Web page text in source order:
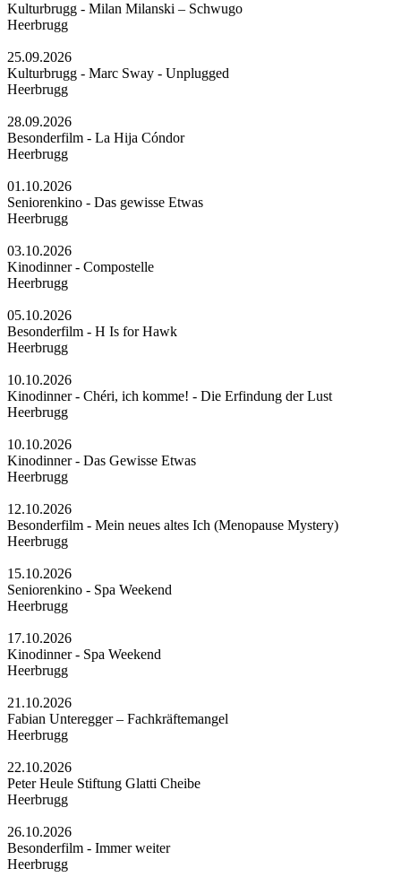
Kulturbrugg - Milan Milanski – Schwugo
Heerbrugg
25.09.2026
Kulturbrugg - Marc Sway - Unplugged
Heerbrugg
28.09.2026
Besonderfilm - La Hija Cóndor
Heerbrugg
01.10.2026
Seniorenkino - Das gewisse Etwas
Heerbrugg
03.10.2026
Kinodinner - Compostelle
Heerbrugg
05.10.2026
Besonderfilm - H Is for Hawk
Heerbrugg
10.10.2026
Kinodinner - Chéri, ich komme! - Die Erfindung der Lust
Heerbrugg
10.10.2026
Kinodinner - Das Gewisse Etwas
Heerbrugg
12.10.2026
Besonderfilm - Mein neues altes Ich (Menopause Mystery)
Heerbrugg
15.10.2026
Seniorenkino - Spa Weekend
Heerbrugg
17.10.2026
Kinodinner - Spa Weekend
Heerbrugg
21.10.2026
Fabian Unteregger – Fachkräftemangel
Heerbrugg
22.10.2026
Peter Heule Stiftung Glatti Cheibe
Heerbrugg
26.10.2026
Besonderfilm - Immer weiter
Heerbrugg